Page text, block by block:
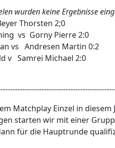
wurden keine Ergebnisse
Thorsten 2;0
vs Gorny Pierre 2:0
vs Andresen Martin 0:2
v Samrei Michael 2:0
Matchplay Einzel in
starten wir mit einer
für die Hauptrunde